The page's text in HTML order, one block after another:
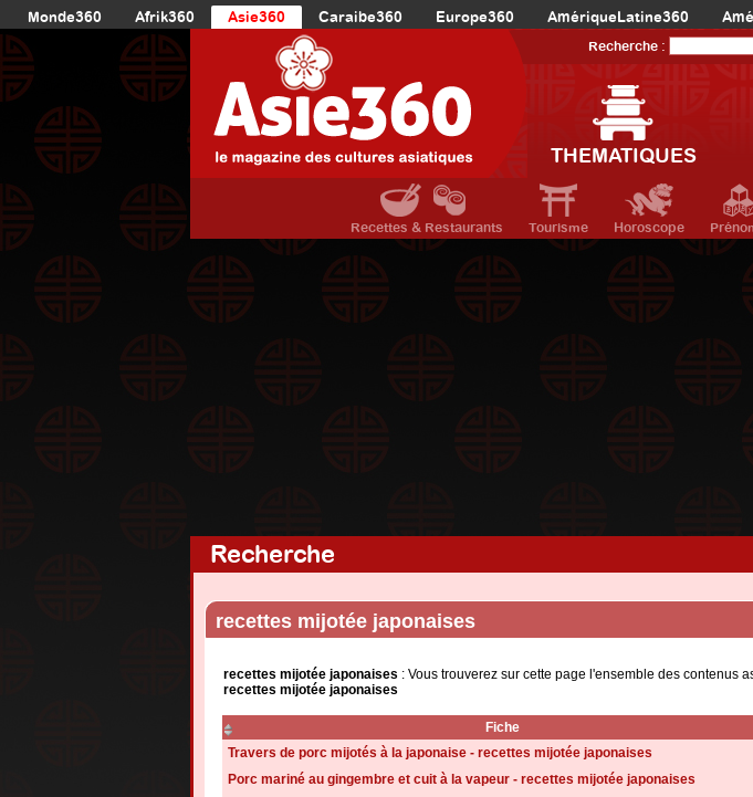
Monde360 Afrik360 Asie360 Caraibe360 Europe360 AmériqueLatine360
Recherche :
THEMATIQUES
Recettes & Restaurants Tourisme Horoscope
Recherche
recettes mijotée japonaises
recettes mijotée japonaises : Vous trouverez sur cette page l'ensemble des contenus
recettes mijotée japonaises
Fiche
Travers de porc mijotés à la japonaise - recettes mijotée japonaises
Porc mariné au gingembre et cuit à la vapeur - recettes mijotée japonaises